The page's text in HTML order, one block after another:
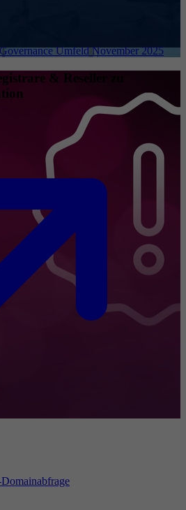
Umfeld November 2025
& Reseller zu